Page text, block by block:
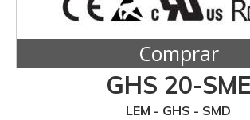
Comprar
GHS 20-SME
LEM - GHS - SMD